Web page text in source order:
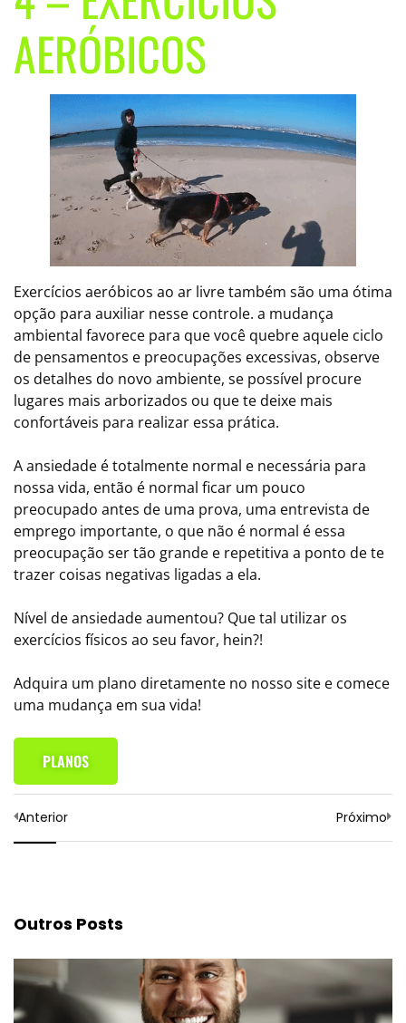
AERÓBICOS
Exercícios aeróbicos ao ar livre também são uma ótima
opção para auxiliar nesse controle. a mudança
ambiental favorece para que você quebre aquele ciclo
de pensamentos e preocupações excessivas, observe
os detalhes do novo ambiente, se possível procure
lugares mais arborizados ou que te deixe mais
confortáveis para realizar essa prática.
A ansiedade é totalmente normal e necessária para
nossa vida, então é normal ficar um pouco
preocupado antes de uma prova, uma entrevista de
emprego importante, o que não é normal é essa
preocupação ser tão grande e repetitiva a ponto de te
trazer coisas negativas ligadas a ela.
Nível de ansiedade aumentou? Que tal utilizar os
exercícios físicos ao seu favor, hein?!
Adquira um plano diretamente no nosso site e comece
uma mudança em sua vida!
PLANOS
Anterior Próximo
Outros Posts